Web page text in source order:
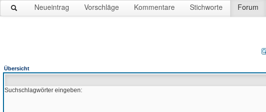
Neueintrag Vorschläge Kommentare Stichworte Forum
Übersicht
Suchschlagwörter eingeben: